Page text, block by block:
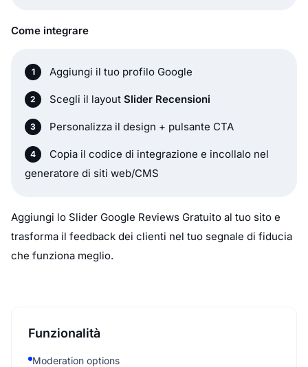
Come integrare
Aggiungi il tuo profilo Google
Scegli il layout Slider Recensioni
Personalizza il design + pulsante CTA
Copia il codice di integrazione e incollalo nel
generatore di siti web/CMS
Aggiungi lo Slider Google Reviews Gratuito al tuo sito e
trasforma il feedback dei clienti nel tuo segnale di fiducia
che funziona meglio.
Funzionalità
Moderation options